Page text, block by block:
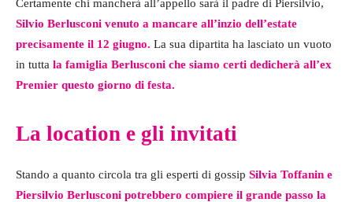
Certamente chi mancherà all’appello sarà il padre di Piersilvio,
Silvio Berlusconi venuto a mancare all’inzio dell’estate
precisamente il 12 giugno. La sua dipartita ha lasciato un vuoto
in tutta la famiglia Berlusconi che siamo certi dedicherà all’ex
Premier questo giorno di festa.
La location e gli invitati
Stando a quanto circola tra gli esperti di gossip Silvia Toffanin e
Piersilvio Berlusconi potrebbero compiere il grande passo la